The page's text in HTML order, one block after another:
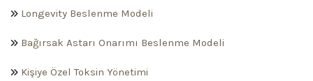
Longevity Beslenme Modeli
Bağırsak Astarı Onarımı Beslenme Modeli
Kişiye Özel Toksin Yönetimi